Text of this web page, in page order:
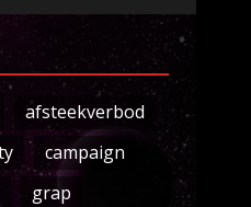
afsteekverbod
campaign
grap